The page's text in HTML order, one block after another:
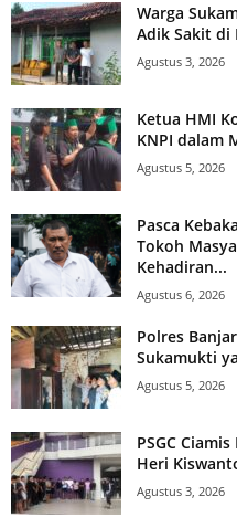
Warga
Adik Sakit di
Agustus 3, 2026
Ketua HMI
KNPI dalam
Agustus 5, 2026
Pasca
Tokoh
Kehadiran...
Agustus 6, 2026
Polres
Sukamukti
Agustus 5, 2026
PSGC
Heri
Agustus 3, 2026